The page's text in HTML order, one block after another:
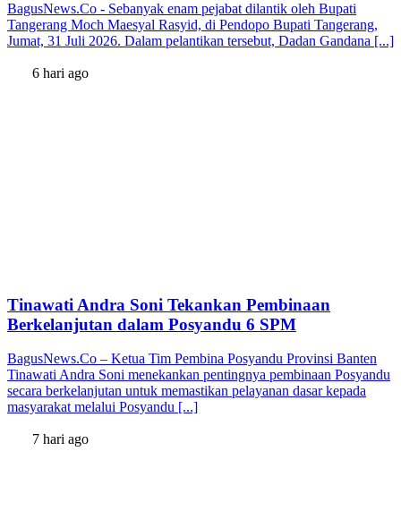
BagusNews.Co - Sebanyak enam pejabat dilantik oleh Bupati
Tangerang Moch Maesyal Rasyid, di Pendopo Bupati Tangerang,
Jumat, 31 Juli 2026. Dalam pelantikan tersebut, Dadan Gandana [...]
6 hari ago
Tinawati Andra Soni Tekankan Pembinaan
Berkelanjutan dalam Posyandu 6 SPM
BagusNews.Co – Ketua Tim Pembina Posyandu Provinsi Banten
Tinawati Andra Soni menekankan pentingnya pembinaan Posyandu
secara berkelanjutan untuk memastikan pelayanan dasar kepada
masyarakat melalui Posyandu [...]
7 hari ago